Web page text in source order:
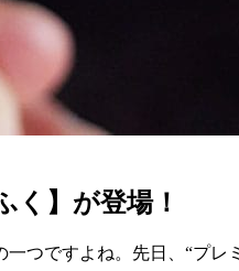
く】が登場！
つですよね。先日、“プ